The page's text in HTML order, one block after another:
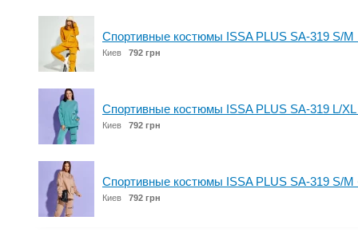
Спортивные костюмы ISSA PLUS SA-319 S/M
Киев 792 грн
Спортивные костюмы ISSA PLUS SA-319 L/
Киев 792 грн
Спортивные костюмы ISSA PLUS SA-319 S/
Киев 792 грн